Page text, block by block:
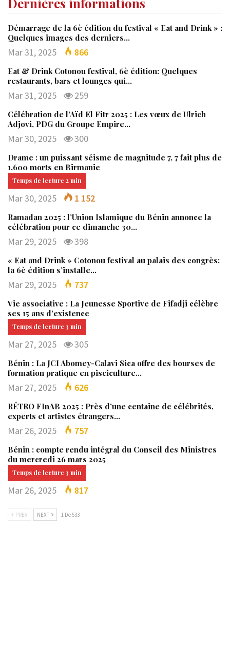
Démarrage de la 6è édition du festival « Eat and Drink » :
Quelques images des derniers…
Mar 31, 2025 866
Eat & Drink Cotonou festival, 6è édition: Quelques
restaurants, bars et lounges qui…
Mar 31, 2025 259
Célébration de l’Aïd El Fitr 2025 : Les vœux de Ulrich
Adjovi, PDG du Groupe Empire…
Mar 30, 2025 300
Drame : un puissant séisme de magnitude 7, 7 fait plus de
1.600 morts en Birmanie
Mar 30, 2025 1 152
Ramadan 2025 : l’Union Islamique du Bénin annonce la
célébration pour ce dimanche 30…
Mar 29, 2025 398
« Eat and Drink » Cotonou festival au palais des congrès:
la 6è édition s’installe…
Mar 29, 2025 737
Vie associative : La Jeunesse Sportive de Fifadji célèbre
ses 15 ans d’existence
Mar 27, 2025 305
Bénin : La JCI Abomey-Calavi Sica offre des bourses de
formation pratique en pisciculture…
Mar 27, 2025 626
RÉTRO FInAB 2025 : Près d’une centaine de célébrités,
experts et artistes étrangers…
Mar 26, 2025 757
Bénin : compte rendu intégral du Conseil des Ministres
du mercredi 26 mars 2025
Mar 26, 2025 817
PREV NEXT 1 De 533